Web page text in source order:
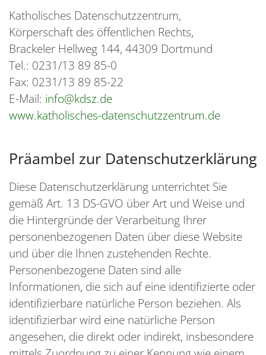
Katholisches Datenschutzzentrum,
Körperschaft des öffentlichen Rechts,
Brackeler Hellweg 144, 44309 Dortmund
Tel.: 0231/13 89 85-0
Fax: 0231/13 89 85-22
E-Mail: info@kdsz.de
www.katholisches-datenschutzzentrum.de
Präambel zur Datenschutzerklärung
Diese Datenschutzerklärung unterrichtet Sie
gemäß Art. 13 DS-GVO über Art und Weise und
die Hintergründe der Verarbeitung Ihrer
personenbezogenen Daten über diese Website
und über die Ihnen zustehenden Rechte.
Personenbezogene Daten sind alle
Informationen, die sich auf eine identifizierte oder
identifizierbare natürliche Person beziehen. Als
identifizierbar wird eine natürliche Person
angesehen, die direkt oder indirekt, insbesondere